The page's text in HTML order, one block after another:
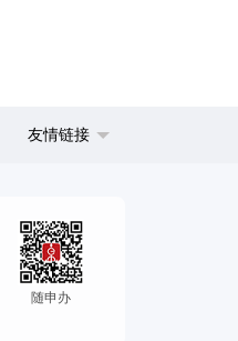
友情链接
随申办